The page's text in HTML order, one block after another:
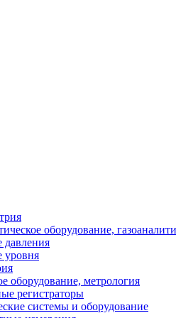
оборудование,
давления
уровня
оборудование, метрология
регистраторы
системы и оборудование